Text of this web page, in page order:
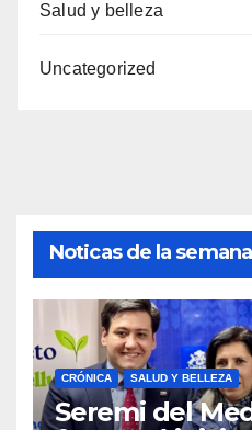
Salud y belleza
Uncategorized
Noticas de la semana
CRÓNICA SALUD Y BELLEZA
Seremi del